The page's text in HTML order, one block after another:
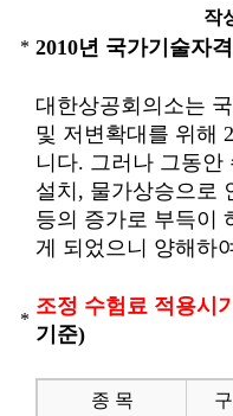
작
* 2010년 국가기술자
대한상공회의소는
및 저변확대를 위해
니다. 그러나 그동
설치, 물가상승으로
등의 증가로 부득이
게 되었으니 양해하
*
조정 수험료 적용시
기준)
종 목